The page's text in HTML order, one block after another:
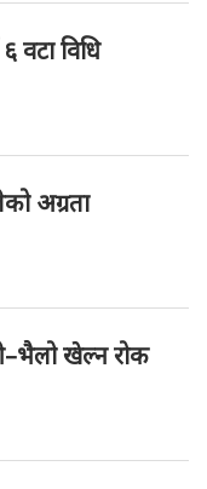
वटा विधि
अग्रता
खेल्न रोक